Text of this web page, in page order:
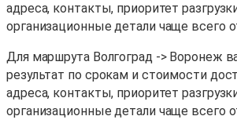
адреса, контакты, приоритет
организационные детали чаще всего
Для маршрута Волгоград -> Воронеж
результат по срокам и стоимости
адреса, контакты, приоритет
организационные детали чаще всего